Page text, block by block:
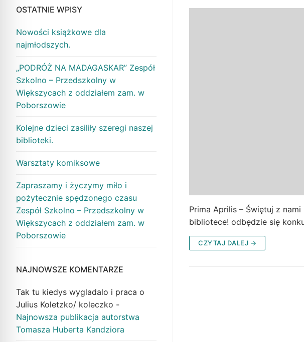
Prima Aprilis – Świętuj z
bibliotece! odbędzie się
CZYTAJ DALEJ →
OSTATNIE WPISY
Nowości książkowe dla
najmłodszych.
„PODRÓŻ NA MADAGASKAR” Zespół
Szkolno – Przedszkolny w
Większycach z oddziałem zam. w
Poborszowie
Kolejne dzieci zasiliły szeregi naszej
biblioteki.
Warsztaty komiksowe
Zapraszamy i życzymy miło i
pożytecznie spędzonego czasu
Zespół Szkolno – Przedszkolny w
Większycach z oddziałem zam. w
Poborszowie
NAJNOWSZE KOMENTARZE
Tak tu kiedys wygladalo i praca o
Julius Koletzko/ koleczko -
Najnowsza publikacja autorstwa
Tomasza Huberta Kandziora